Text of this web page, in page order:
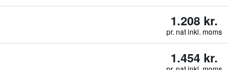
1.208 kr.
pr. nat inkl. moms
1.454 kr.